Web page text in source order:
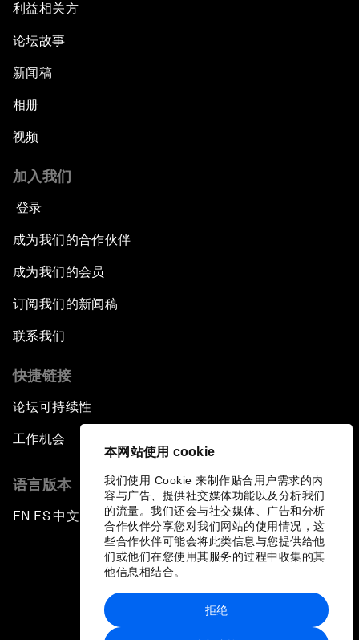
本网站使用 cookie
我们使用 Cookie 来制作贴合用户需求的内
容与广告、提供社交媒体功能以及分析我们
的流量。我们还会与社交媒体、广告和分析
合作伙伴分享您对我们网站的使用情况，这
些合作伙伴可能会将此类信息与您提供给他
们或他们在您使用其服务的过程中收集的其
他信息相结合。
拒绝
利益相关方
论坛故事
新闻稿
相册
视频
加入我们
登录
成为我们的合作伙伴
成为我们的会员
订阅我们的新闻稿
联系我们
快捷链接
论坛可持续性
工作机会
语言版本
EN ▪ ES▪中文▪ 日本語